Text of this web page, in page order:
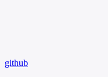
github